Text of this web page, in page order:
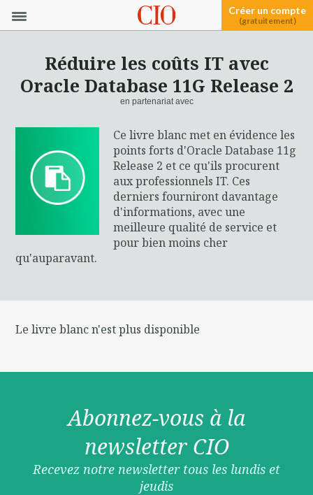
Créer un compte
(gratuitement)
Réduire les coûts IT avec
Oracle Database 11G Release 2
en partenariat avec
Ce livre blanc met en évidence les
points forts d'Oracle Database 11g
Release 2 et ce qu'ils procurent
aux professionnels IT. Ces
derniers fourniront davantage
d'informations, avec une
meilleure qualité de service et
pour bien moins cher
qu'auparavant.
Le livre blanc n'est plus disponible
Abonnez-vous à la
newsletter CIO
Recevez notre newsletter tous les lundis et
jeudis